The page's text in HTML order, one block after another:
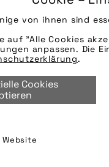
von ihnen sind
auf "Alle Cookies
anpassen. Die
.
Cookies